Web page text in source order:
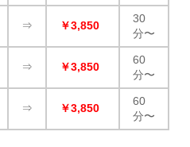
⇒ ￥3,850
30
分〜
⇒ ￥3,850
60
分〜
⇒ ￥3,850
60
分〜